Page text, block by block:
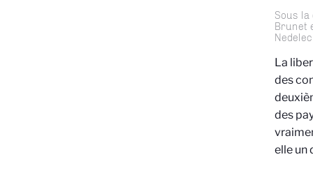
Sous
Brunet
Nedelec
La
des
des
elle un